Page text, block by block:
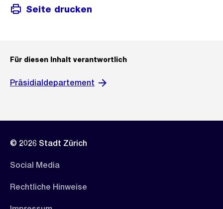
Seite drucken
Für diesen Inhalt verantwortlich
Präsidialdepartement
© 2026 Stadt Zürich
Social Media
Rechtliche Hinweise